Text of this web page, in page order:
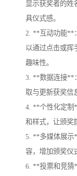
显示获奖者的姓
具仪式感。
2. **互动功能**
以通过点击或挥
趣味性。
3. **数据连接**
取与更新获奖信
4. **个性化定制
和样式，让颁奖
5. **多媒体展示
容，增加颁奖仪
6. **投票和竞猜